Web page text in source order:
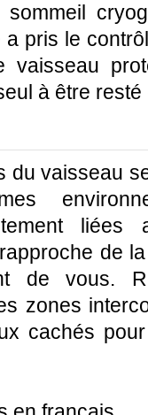
pris le
à être resté
du vaisseau
liées
de
de vous.
zones
cachés